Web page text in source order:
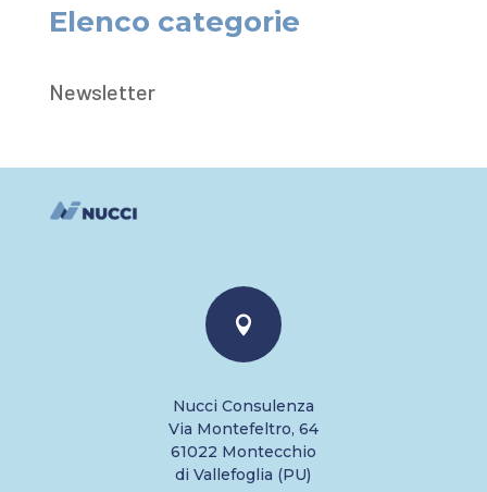
Elenco categorie
Newsletter

Nucci Consulenza
Via Montefeltro, 64
61022 Montecchio
di Vallefoglia (PU)